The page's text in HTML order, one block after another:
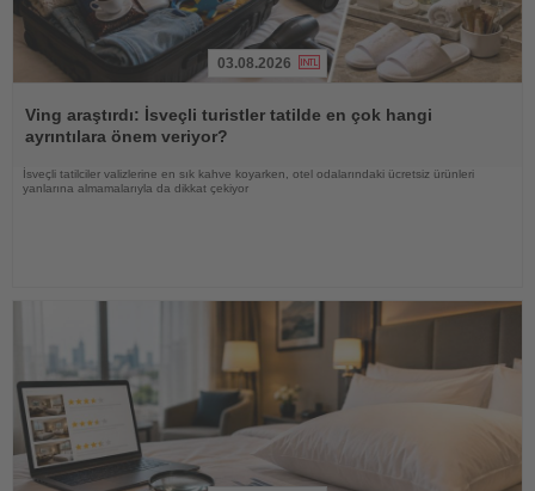
Oku
03.08.2026
Ving araştırdı: İsveçli turistler tatilde en çok hangi
ayrıntılara önem veriyor?
İsveçli tatilciler valizlerine en sık kahve koyarken, otel odalarındaki ücretsiz ürünleri
yanlarına almamalarıyla da dikkat çekiyor